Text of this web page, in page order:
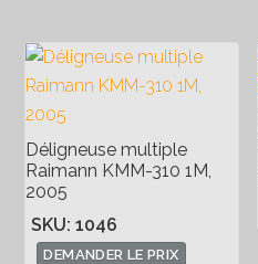
Déligneuse multiple
Raimann KMM-310 1M,
2005
SKU: 1046
DEMANDER LE PRIX